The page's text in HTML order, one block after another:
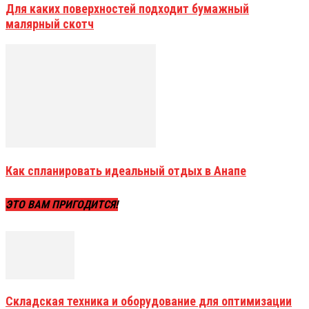
Для каких поверхностей подходит бумажный
малярный скотч
Как спланировать идеальный отдых в Анапе
ЭТО ВАМ ПРИГОДИТСЯ!
Складская техника и оборудование для оптимизации